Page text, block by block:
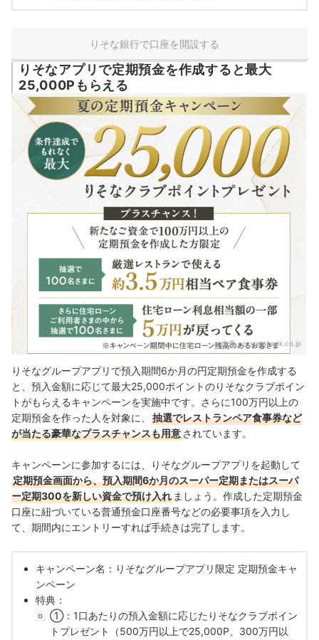
りそな銀行で口座を開設する
りそなアプリで定期預金を作成すると最大
25,000Pもらえる
出典：resonabank.co.jp
りそなグループアプリで預入期間6か月の円定期預金を作成する
と、預入金額に応じて最大25,000ポイントのりそなクラブポイン
トがもらえるキャンペーンを実施中です。さらに100万円以上の
定期預金を作った人を対象に、
抽選でレストランペア食事券など
が当たる豪華なプラスチャンスも用意されています。
キャンペーンに参加するには、りそなグループアプリを起動して
定期預金画面から、預入期間6か月のスーパー定期またはスーパ
ー定期300を新しい資金で預け入れ ましょう。作成した定期預金
口座に紐づいている普通預金口座番号などの必要事項を入力し
て、期間内にエントリーすれば手続きは完了します。
キャンペーン名：りそなグループアプリ限定 定期預金キャ
ンペーン
特典：
①：1口あたりの預入金額に応じたりそなクラブポイン
トプレゼント（500万円以上で25,000P、300万円以